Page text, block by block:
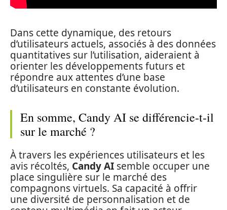
Dans cette dynamique, des retours
d’utilisateurs actuels, associés à des données
quantitatives sur l’utilisation, aideraient à
orienter les développements futurs et
répondre aux attentes d’une base
d’utilisateurs en constante évolution.
En somme, Candy AI se différencie-t-il
sur le marché ?
À travers les expériences utilisateurs et les
avis récoltés, Candy AI semble occuper une
place singulière sur le marché des
compagnons virtuels. Sa capacité à offrir
une diversité de personnalisation et de